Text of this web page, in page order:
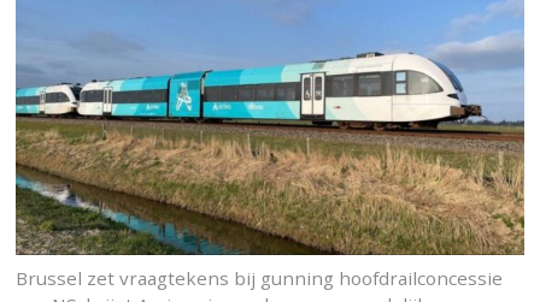
Brussel zet vraagtekens bij gunning hoofdrailconcessie